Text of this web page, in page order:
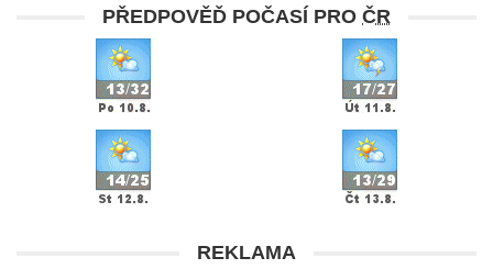
PŘEDPOVĚĎ POČASÍ PRO ČR
REKLAMA